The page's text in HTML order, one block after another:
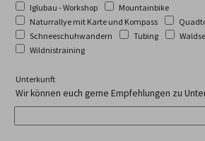
Iglubau - Workshop
Mountainbike
Naturrallye mit Karte und Kompass
Schneeschuhwandern
Tubing
Wildnistraining
Unterkunft
Wir können euch gerne Empfehlungen zu